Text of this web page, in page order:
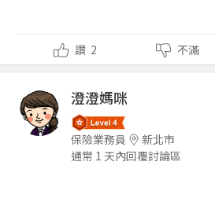
讚 2 不滿
澄澄媽咪
保險業務員
新北市
通常 1 天內回覆討論區